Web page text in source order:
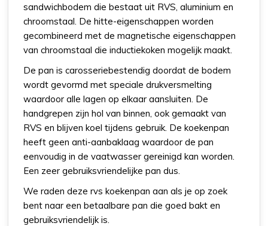
sandwichbodem die bestaat uit RVS, aluminium en
chroomstaal. De hitte-eigenschappen worden
gecombineerd met de magnetische eigenschappen
van chroomstaal die inductiekoken mogelijk maakt.
De pan is carosseriebestendig doordat de bodem
wordt gevormd met speciale drukversmelting
waardoor alle lagen op elkaar aansluiten. De
handgrepen zijn hol van binnen, ook gemaakt van
RVS en blijven koel tijdens gebruik. De koekenpan
heeft geen anti-aanbaklaag waardoor de pan
eenvoudig in de vaatwasser gereinigd kan worden.
Een zeer gebruiksvriendelijke pan dus.
We raden deze rvs koekenpan aan als je op zoek
bent naar een betaalbare pan die goed bakt en
gebruiksvriendelijk is.